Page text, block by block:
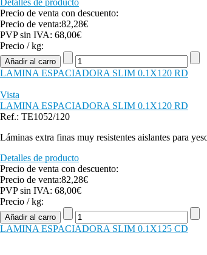
Precio de venta con descuento:
Precio de venta:82,28€
PVP sin IVA: 68,00€
Precio / kg:
LAMINA ESPACIADORA SLIM 0.1X120 RD
Vista
LAMINA ESPACIADORA SLIM 0.1X120 RD
Ref.: TE1052/120
Láminas extra finas muy resistentes aislantes para
Detalles de producto
Precio de venta con descuento:
Precio de venta:82,28€
PVP sin IVA: 68,00€
Precio / kg:
LAMINA ESPACIADORA SLIM 0.1X125 CD